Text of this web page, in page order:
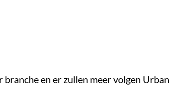
en er zullen meer volgen Urban